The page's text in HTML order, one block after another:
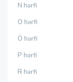
N hərfi
O hərfi
Ö hərfi
P hərfi
R hərfi